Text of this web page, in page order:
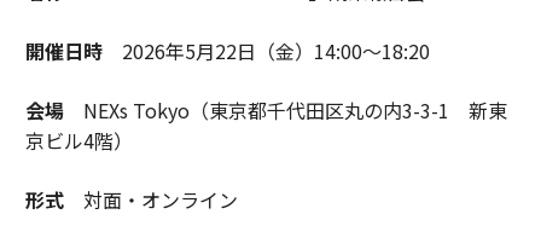
開催日時2026年5月22日（金）14:00～18:20
会場NEXs Tokyo（東京都千代田区丸の内3-3-1 新東
京ビル4階）
形式対面・オンライン